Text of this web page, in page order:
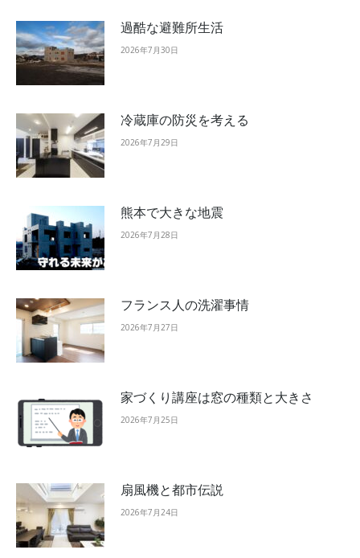
過酷な避難所生活
2026年7月30日
冷蔵庫の防災を考える
2026年7月29日
熊本で大きな地震
2026年7月28日
フランス人の洗濯事情
2026年7月27日
家づくり講座は窓の種類と大きさ
2026年7月25日
扇風機と都市伝説
2026年7月24日